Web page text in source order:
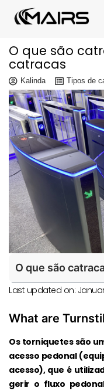
Skip
to
O que são
catracas
Kalinda Tipos de
O que são
Last updated on:
What are
Os torniquetes são
acesso pedonal
acesso), que é
gerir o fluxo